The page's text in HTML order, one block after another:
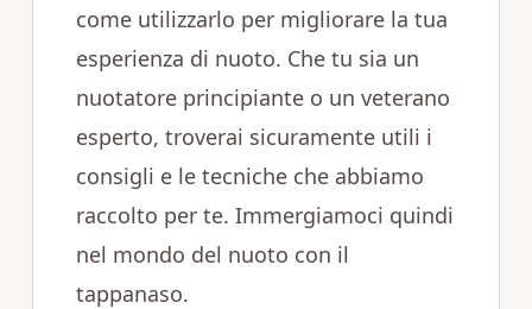
come utilizzarlo per migliorare la tua
esperienza di nuoto. Che tu sia un
nuotatore principiante o un veterano
esperto, troverai sicuramente utili i
consigli e le tecniche che abbiamo
raccolto per te. Immergiamoci quindi
nel mondo del nuoto con il
tappanaso.